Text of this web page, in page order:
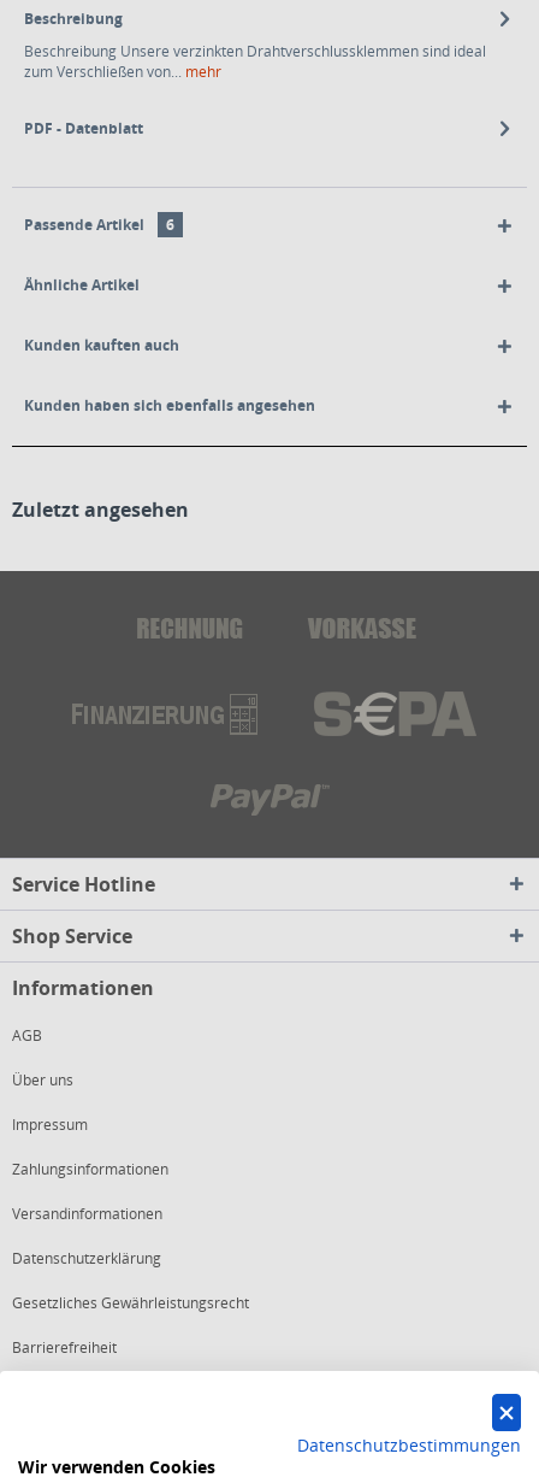
Beschreibung
Beschreibung Unsere verzinkten Drahtverschlussklemmen sind ideal
zum Verschließen von... mehr
PDF - Datenblatt
Passende Artikel 6
Ähnliche Artikel
Kunden kauften auch
Kunden haben sich ebenfalls angesehen
Zuletzt angesehen
Service Hotline
Shop Service
Informationen
AGB
Über uns
Impressum
Zahlungsinformationen
Versandinformationen
Datenschutzerklärung
Gesetzliches Gewährleistungsrecht
Barrierefreiheit
Datenschutzbestimmungen
Wir verwenden Cookies